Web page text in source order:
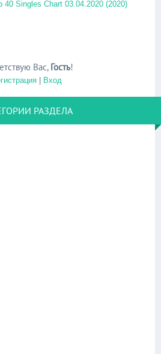
40 Singles Chart 03.04.2020 (2020)
Вас, Гость!
| Вход
РАЗДЕЛА